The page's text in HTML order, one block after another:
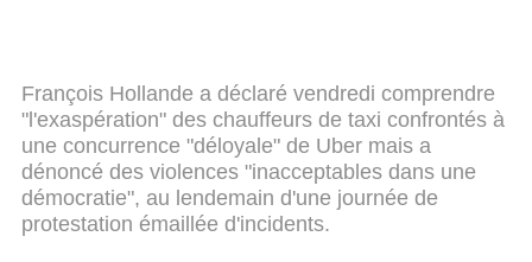
François Hollande a déclaré vendredi comprendre
"l'exaspération" des chauffeurs de taxi confrontés à
une concurrence "déloyale" de Uber mais a
dénoncé des violences "inacceptables dans une
démocratie", au lendemain d'une journée de
protestation émaillée d'incidents.